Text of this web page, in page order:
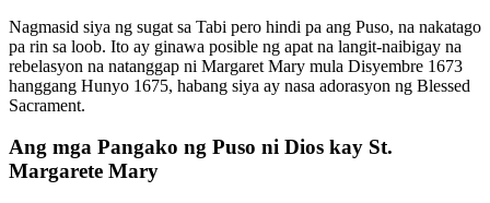
Nagmasid siya ng sugat sa Tabi pero hindi pa ang Puso, na nakatago
pa rin sa loob. Ito ay ginawa posible ng apat na langit-naibigay na
rebelasyon na natanggap ni Margaret Mary mula Disyembre 1673
hanggang Hunyo 1675, habang siya ay nasa adorasyon ng Blessed
Sacrament.
Ang mga Pangako ng Puso ni Dios kay St.
Margarete Mary